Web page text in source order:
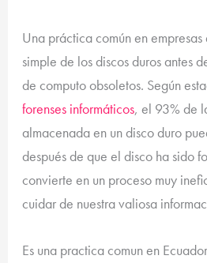
Una práctica común en
simple de los discos duros antes
de computo obsoletos. Según
forenses informáticos, el 93% de
almacenada en un disco duro
después de que el disco ha sido
convierte en un proceso muy
cuidar de nuestra valiosa
Es una practica comun en